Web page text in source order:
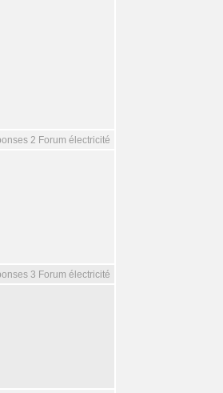
2 Forum électricité
3 Forum électricité